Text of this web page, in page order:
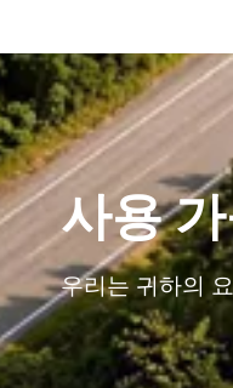
사용
우리는 귀하의